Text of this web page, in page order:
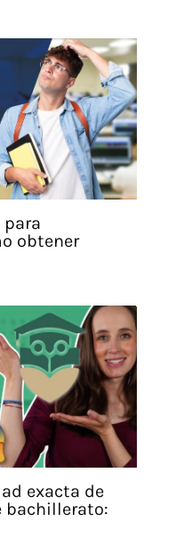
obtener
exacta de
bachillerato: